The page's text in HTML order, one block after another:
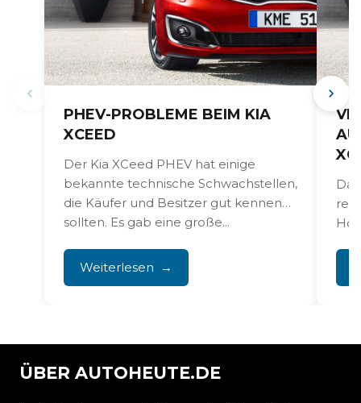
PHEV-PROBLEME BEIM KIA
XCEED
Der Kia XCeed PHEV hat einige
bekannte technische Schwachstellen,
die Käufer und Besitzer gut kennen
sollten. Es gab eine große...
Weiterlesen
ÜBER AUTOHEUTE.DE